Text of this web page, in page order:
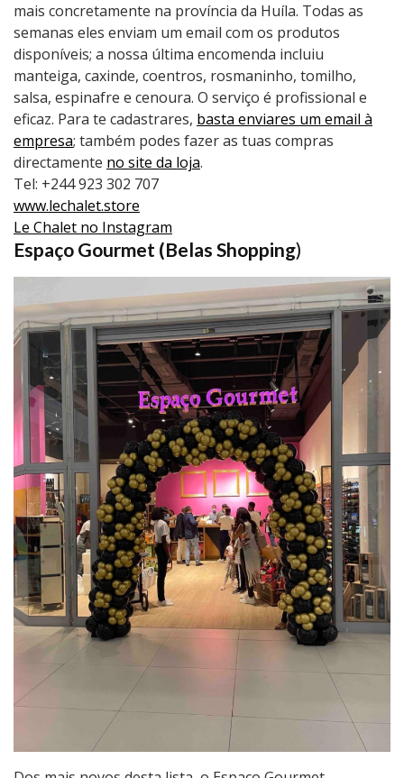
mais concretamente na província da Huíla. Todas as
semanas eles enviam um email com os produtos
disponíveis; a nossa última encomenda incluiu
manteiga, caxinde, coentros, rosmaninho, tomilho,
salsa, espinafre e cenoura. O serviço é profissional e
eficaz. Para te cadastrares, basta enviares um email à
empresa; também podes fazer as tuas compras
directamente no site da loja.
Tel: +244 923 302 707
www.lechalet.store
Le Chalet no Instagram
Espaço Gourmet (Belas Shopping)